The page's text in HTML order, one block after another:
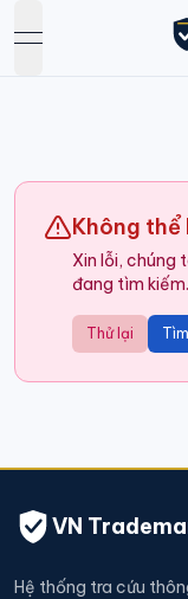
open navigation
Không
Xin lỗi, chúng
đang tìm kiếm.
Thử lại
VN
Hệ thống tra cứu